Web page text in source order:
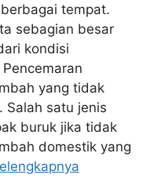
tempat.
sebagian besar
kondisi
yang tidak
Salah satu jenis
buruk jika tidak
domestik yang